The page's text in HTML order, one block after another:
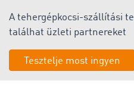
A tehergépkocsi-szállítási
találhat üzleti partnereket
Tesztelje most ingyen